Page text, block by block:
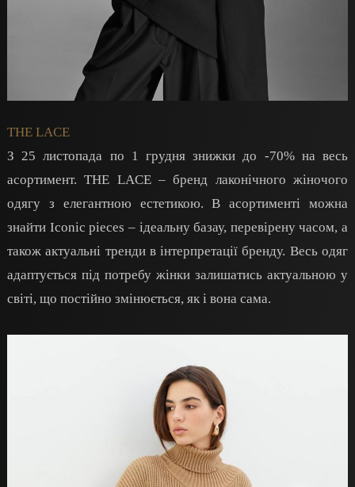
THE LACE
З 25 листопада по 1 грудня знижки до -70% на весь
асортимент. THE LACE – бренд лаконічного жіночого
одягу з елегантною естетикою. В асортименті можна
знайти Iconic pieces – ідеальну базау, перевірену часом, а
також актуальні тренди в інтерпретації бренду. Весь одяг
адаптується під потребу жінки залишатись актуальною у
світі, що постійно змінюється, як і вона сама.